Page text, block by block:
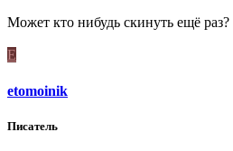
Может кто нибудь скинуть ещё
E
etomoinik
Писатель